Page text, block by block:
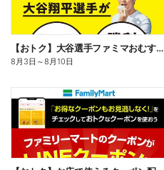
【おトク】大谷選手ファミマおむすび割
8月3日 ～8月10日